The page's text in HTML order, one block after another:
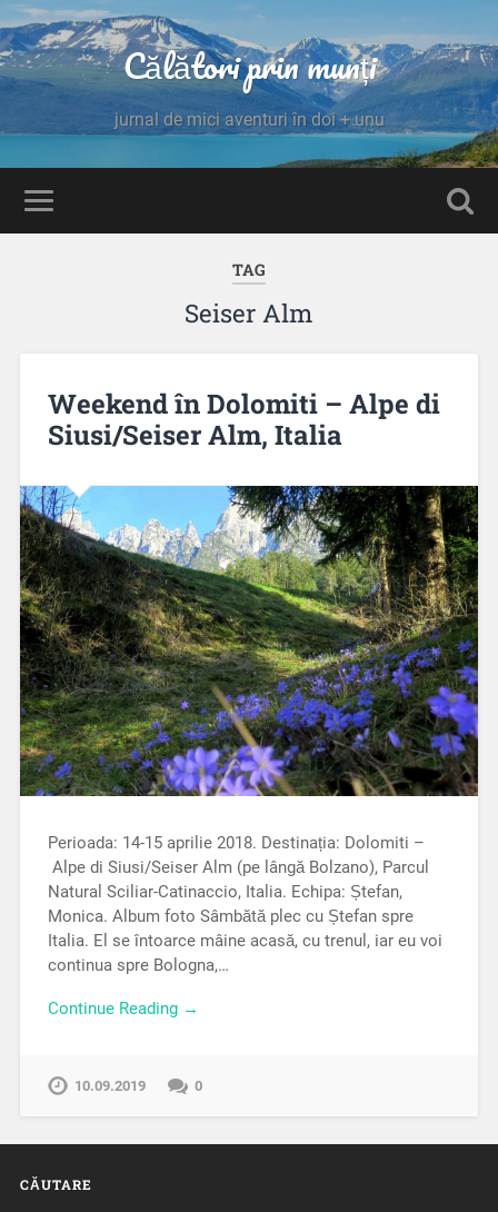
Călători prin munți
jurnal de mici aventuri în doi + unu
TAG
Seiser Alm
Weekend în Dolomiti – Alpe di
Siusi/Seiser Alm, Italia
Perioada: 14-15 aprilie 2018. Destinația: Dolomiti –
Alpe di Siusi/Seiser Alm (pe lângă Bolzano), Parcul
Natural Sciliar-Catinaccio, Italia. Echipa: Ștefan,
Monica. Album foto Sâmbătă plec cu Ștefan spre
Italia. El se întoarce mâine acasă, cu trenul, iar eu voi
continua spre Bologna,…
Continue Reading →
10.09.2019 0
CĂUTARE